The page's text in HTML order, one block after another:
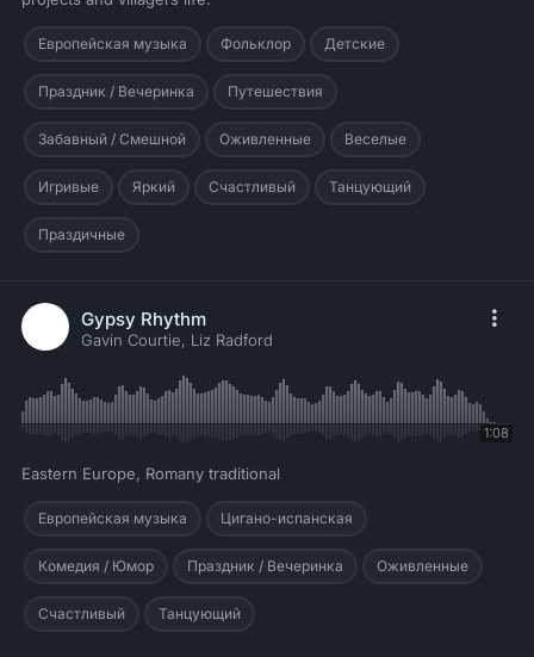
Европейская музыка Фольклор Детские
Праздник / Вечеринка Путешествия
Забавный / Смешной Оживленные Веселые
Игривые Яркий Счастливый Танцующий
Праздичные
Gypsy Rhythm
Gavin Courtie, Liz Radford
1:08
Eastern Europe, Romany traditional
Европейская музыка Цигано-испанская
Комедия / Юмор Праздник / Вечеринка Оживленные
Счастливый Танцующий